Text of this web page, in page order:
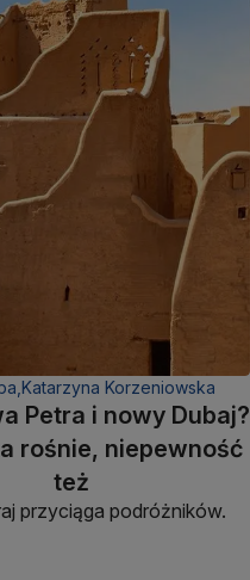
Katarzyna Korzeniowska
Petra i nowy Dubaj?
rośnie, niepewność
też
przyciąga podróżników.